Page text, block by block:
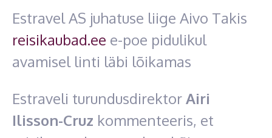
Estravel AS juhatuse liige Aivo Takis
reisikaubad.ee e-poe pidulikul
avamisel linti läbi lõikamas
Estraveli turundusdirektorAiri
Ilisson-Cruz kommenteeris, et